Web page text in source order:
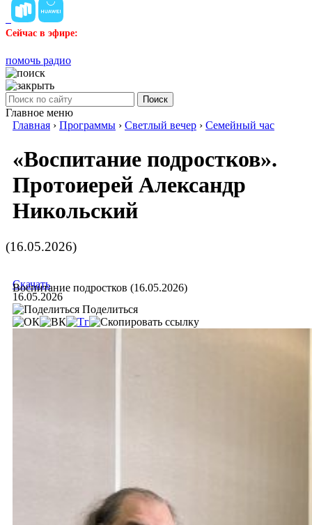
Сейчас в эфире:
помочь радио
Поиск
Главное меню
Главная › Программы › Светлый вечер › Семейный час
«Воспитание подростков».
Протоиерей Александр
Никольский
(16.05.2026)
Воспитание подростков (16.05.2026)
Скачать
16.05.2026
Поделиться